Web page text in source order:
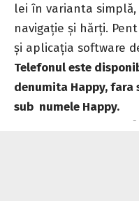
lei în varianta
navigaţie şi hărţi.
şi aplicaţia software
Telefonul este
denumita Happy,
sub numele Happy.
-